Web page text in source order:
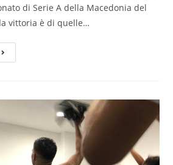
di Serie A della Macedonia del
vittoria è di quelle…